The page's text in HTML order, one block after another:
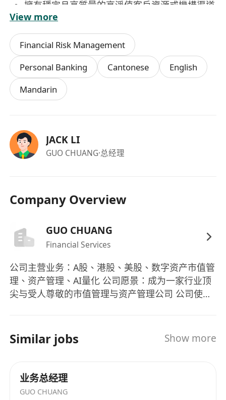
擁有穩定且高質量的高淨值客戶資源或機構渠道
網絡，能快速啟動業務並實現業績轉化。
對AI量化技術、市值管理邏輯及數字資產市場具
備基本認知，學習意願強，能理解並傳遞產品核
心價值。
結果導向思維突出，擅長自主規劃時間與目標，
具備優秀的溝通能力、談判技巧與客戶信任建立
能力。
價值主張，願意以長期主義視角投入事業共建，
接受多元化合作模式（全職／兼職／合伙人）。
成長空間並存。
貢獻直接掛鉤。
工作時間高度彈性，不限制固定辦公時段與地
點，以成果交付為核心考核標準。
開放全職、兼職及業務合伙人三種合作模式，支
持個體事業路徑多元發展。
View more
Financial Risk Management
Personal Banking
Cantonese
English
Mandarin
JACK LI
GUO CHUANG·总经理
Company Overview
GUO CHUANG
Financial Services
公司主营业务：A股、港股、美股、数字资产市值管
理、资产管理、AI量化 公司愿景：成为一家行业顶
尖与受人尊敬的市值管理与资产管理公司 公司使
Similar jobs Show more
业务总经理
GUO CHUANG